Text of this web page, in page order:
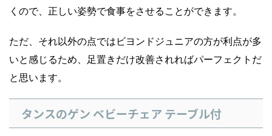
くので、正しい姿勢で食事をさせることができます。
ただ、それ以外の点ではビヨンドジュニアの方が利点が多
いと感じるため、足置きだけ改善されればパーフェクトだ
と思います。
タンスのゲン ベビーチェア テーブル付